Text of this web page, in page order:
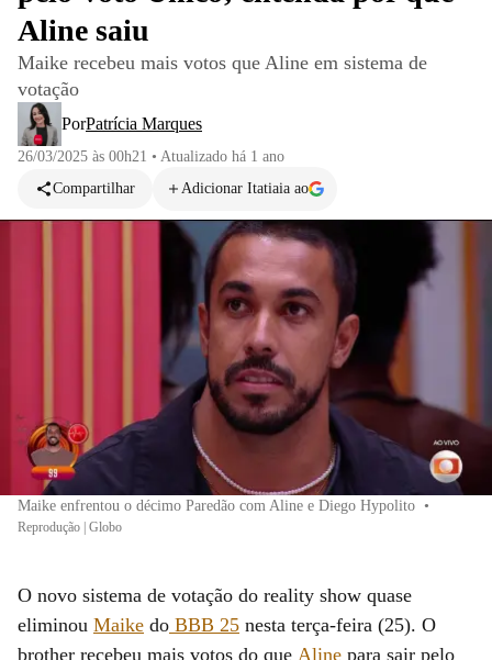
Aline saiu
Maike recebeu mais votos que Aline em sistema de
votação
PorPatrícia Marques
26/03/2025 às 00h21 • Atualizado há 1 ano
Compartilhar
Adicionar Itatiaia ao
Maike enfrentou o décimo Paredão com Aline e Diego Hypolito •
Reprodução | Globo
O novo sistema de votação do reality show quase
eliminou Maike do BBB 25 nesta terça-feira (25). O
brother recebeu mais votos do que Aline para sair pelo